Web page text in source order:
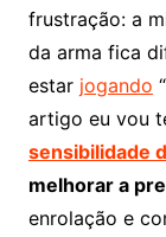
frustração: a
da arma fica
estar jogando
artigo eu vou
sensibilidade
melhorar a
enrolação e